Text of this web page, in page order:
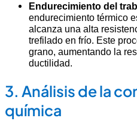
Endurecimiento del
endurecimiento térmico
alcanza una alta
trefilado en frío. Este
grano, aumentando la
ductilidad.
3. Análisis de la
química